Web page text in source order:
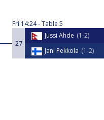
Fri 14:24 Table 5
27
Jussi Ahde
1-2
Jani Pekkola
1-2